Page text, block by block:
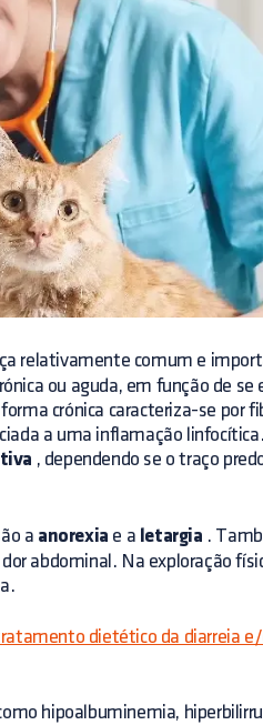
relativamente comum e
ou aguda, em função de
crónica caracteriza-se por
a uma inflamação
, dependendo se o traço
a anorexia e a letargia .
abdominal. Na exploração
dietético da diarreia
hipoalbuminemia,